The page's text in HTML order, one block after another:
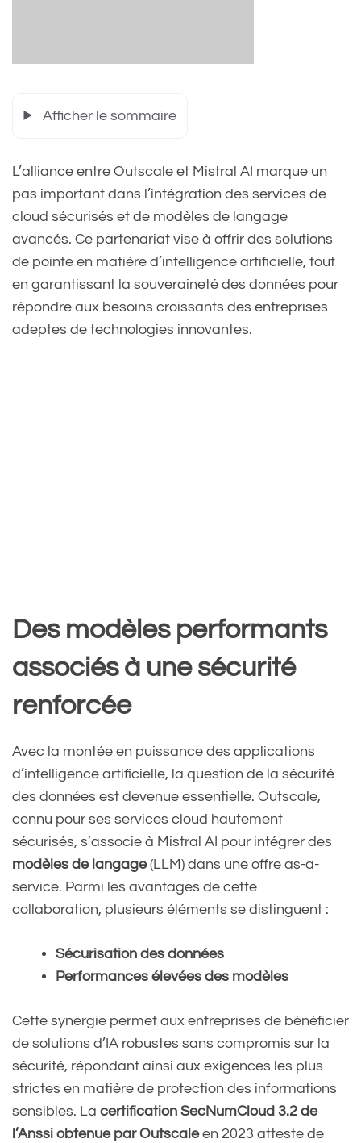
Afficher le sommaire
L’alliance entre Outscale et Mistral AI marque un
pas important dans l’intégration des services de
cloud sécurisés et de modèles de langage
avancés. Ce partenariat vise à offrir des solutions
de pointe en matière d’intelligence artificielle, tout
en garantissant la souveraineté des données pour
répondre aux besoins croissants des entreprises
adeptes de technologies innovantes.
Des modèles performants
associés à une sécurité
renforcée
Avec la montée en puissance des applications
d’intelligence artificielle, la question de la sécurité
des données est devenue essentielle. Outscale,
connu pour ses services cloud hautement
sécurisés, s’associe à Mistral AI pour intégrer des
modèles de langage(LLM) dans une offre as-a-
service. Parmi les avantages de cette
collaboration, plusieurs éléments se distinguent :
Sécurisation des données
Performances élevées des modèles
Cette synergie permet aux entreprises de bénéficier
de solutions d’IA robustes sans compromis sur la
sécurité, répondant ainsi aux exigences les plus
strictes en matière de protection des informations
sensibles. La certification SecNumCloud 3.2 de
l’Anssi obtenue par Outscaleen 2023 atteste de